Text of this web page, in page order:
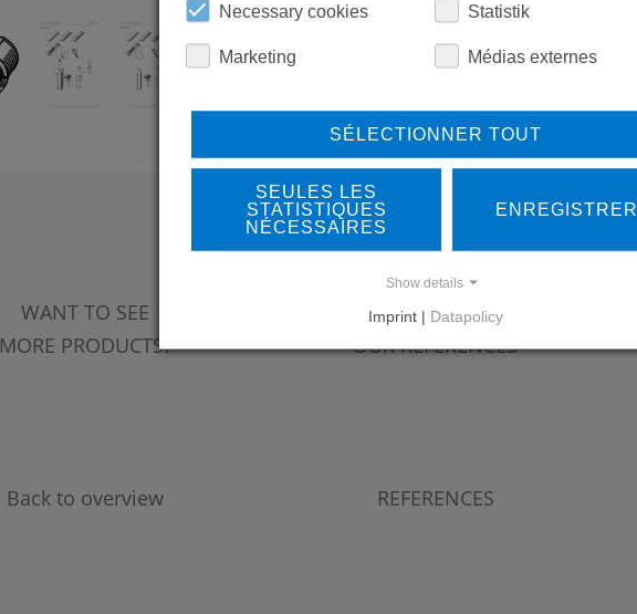
WANT TO SEE
MORE PRODUCTS?
Back to overview
LEARN MORE ABOUT
OUR REFERENCES
REFERENCES
Necessary cookies Statistik
Marketing Médias externes
SÉLECTIONNER TOUT
SEULES LES
STATISTIQUES
NÉCESSAIRES
ENREGISTRER
Show details
Imprint | Datapolicy